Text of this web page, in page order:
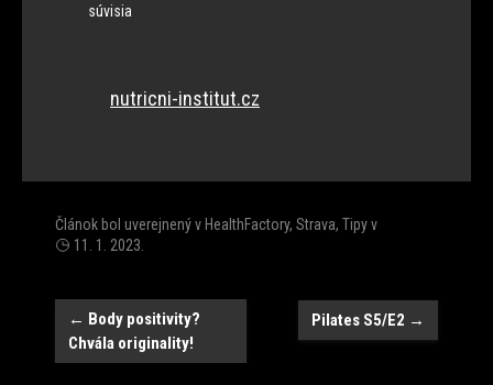
súvisia
nutricni-institut.cz
Článok bol uverejnený v HealthFactory, Strava, Tipyv
11. 1. 2023
Post
navigation
← Body positivity?
Chvála originality!
Pilates S5/E2 →